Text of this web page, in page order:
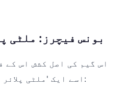
بونس فیچرز: ملٹی
اس گیم کی اصل کشش اس کے
اسے ایک 'ملٹی پلائر ریس' جیسا جوش دیتی ہے: